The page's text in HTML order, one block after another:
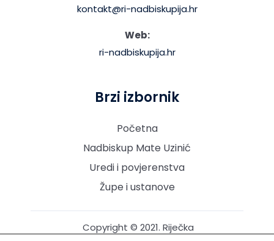
kontakt@ri-nadbiskupija.hr
Web:
ri-nadbiskupija.hr
Brzi izbornik
Početna
Nadbiskup Mate Uzinić
Uredi i povjerenstva
Župe i ustanove
Copyright © 2021. Riječka